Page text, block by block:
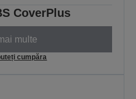
CoverPlus
multe
cumpăra